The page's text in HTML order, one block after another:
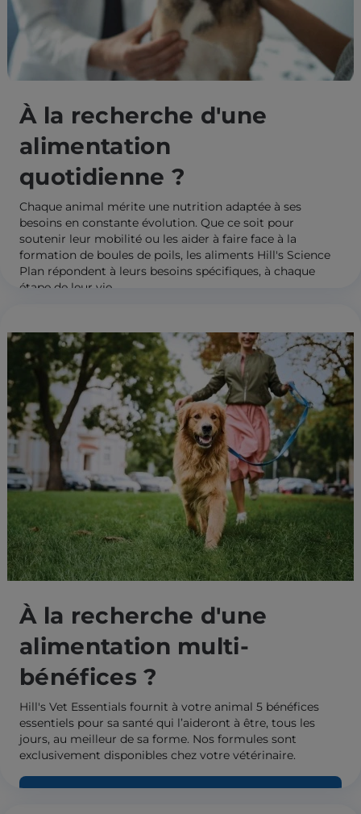
À la recherche d'une
alimentation
quotidienne ?
Chaque animal mérite une nutrition adaptée à ses
besoins en constante évolution. Que ce soit pour
soutenir leur mobilité ou les aider à faire face à la
formation de boules de poils, les aliments Hill's Science
Plan répondent à leurs besoins spécifiques, à chaque
étape de leur vie.
Découvrir Science Plan
À la recherche d'une
alimentation multi-
bénéfices ?
Hill's Vet Essentials fournit à votre animal 5 bénéfices
essentiels pour sa santé qui l’aideront à être, tous les
jours, au meilleur de sa forme. Nos formules sont
exclusivement disponibles chez votre vétérinaire.